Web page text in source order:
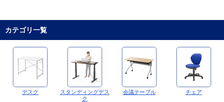
カテゴリ一覧
デスク
スタンディングデス
ク
会議テーブル チェア